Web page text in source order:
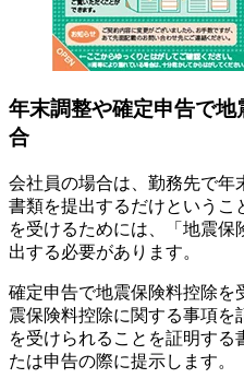
年末調整や確定申告で
合
会社員の場合は、勤務先で年
書類を提出するだけというこ
を受けるためには、「地震
出する必要があります。
確定申告で地震保険料控除を
震保険料控除に関する事項を
を受けられることを証明する
たは申告の際に提示します。